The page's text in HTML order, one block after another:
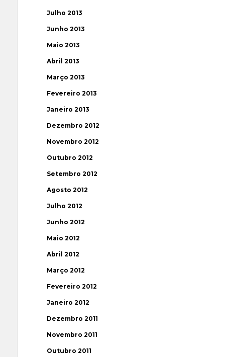
Julho 2013
Junho 2013
Maio 2013
Abril 2013
Março 2013
Fevereiro 2013
Janeiro 2013
Dezembro 2012
Novembro 2012
Outubro 2012
Setembro 2012
Agosto 2012
Julho 2012
Junho 2012
Maio 2012
Abril 2012
Março 2012
Fevereiro 2012
Janeiro 2012
Dezembro 2011
Novembro 2011
Outubro 2011